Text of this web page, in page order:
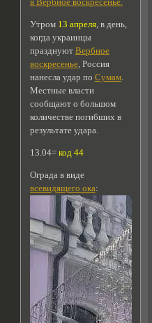
в Вербное воскресенье.
Утром 13 апреля, в день,
когда украинцы
празднуют Вербное
воскресенье, Россия
нанесла удар по Сумам.
Местные власти
сообщают о большом
количестве погибших в
результате удара.
13.04= код 44
Ограда в виде
всевидящего ока: